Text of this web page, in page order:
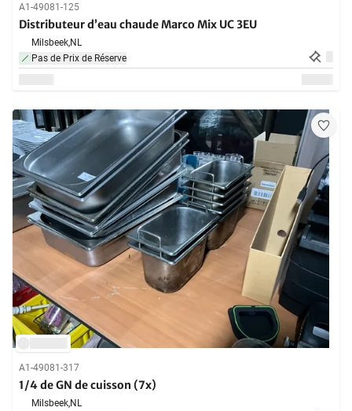
A1-49081-125
Distributeur d’eau chaude Marco Mix UC 3EU
Milsbeek,NL
Pas de Prix de Réserve
A1-49081-317
1/4 de GN de cuisson (7x)
Milsbeek,NL